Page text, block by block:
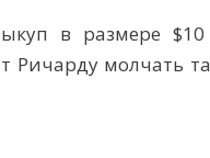
в размере
Ричарду молчать